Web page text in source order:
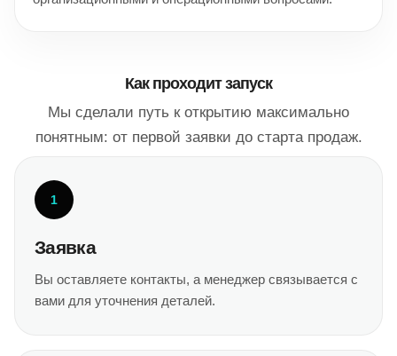
Как проходит запуск
Мы сделали путь к открытию максимально
понятным: от первой заявки до старта продаж.
1
Заявка
Вы оставляете контакты, а менеджер связывается с
вами для уточнения деталей.